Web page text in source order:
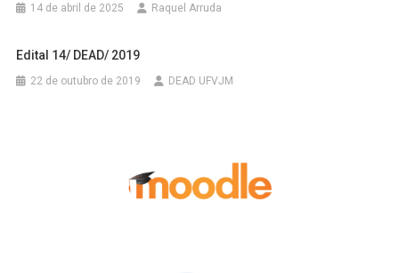
14 de abril de 2025 Raquel Arruda
Edital 14/ DEAD/ 2019
22 de outubro de 2019 DEAD UFVJM